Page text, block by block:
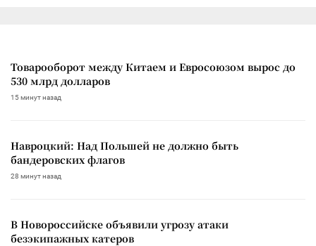
Товарооборот между Китаем и Евросоюзом вырос до
530 млрд долларов
15 минут назад
Навроцкий: Над Польшей не должно быть
бандеровских флагов
28 минут назад
В Новороссийске объявили угрозу атаки
безэкипажных катеров